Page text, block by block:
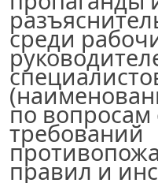
среди
по
требований
правил и